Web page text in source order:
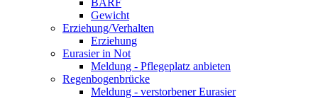
BARF
Gewicht
Erziehung/Verhalten
Erziehung
Eurasier in Not
Meldung - Pflegeplatz anbieten
Regenbogenbrücke
Meldung - verstorbener Eurasier